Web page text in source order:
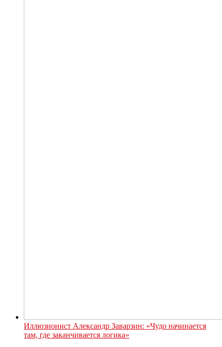
Иллюзионист Александр Заварзин: «Чудо начинается
там, где заканчивается логика»